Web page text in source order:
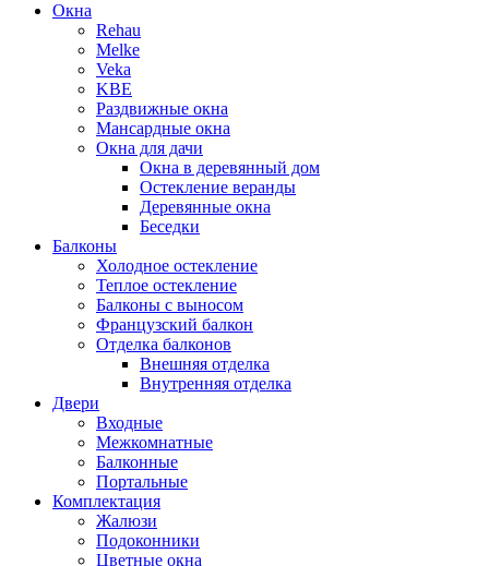
Окна
Rehau
Melke
Veka
KBE
Раздвижные окна
Мансардные окна
Окна для дачи
Окна в деревянный дом
Остекление веранды
Деревянные окна
Беседки
Балконы
Холодное остекление
Теплое остекление
Балконы с выносом
Французский балкон
Отделка балконов
Внешняя отделка
Внутренняя отделка
Двери
Входные
Межкомнатные
Балконные
Портальные
Комплектация
Жалюзи
Подоконники
Цветные окна